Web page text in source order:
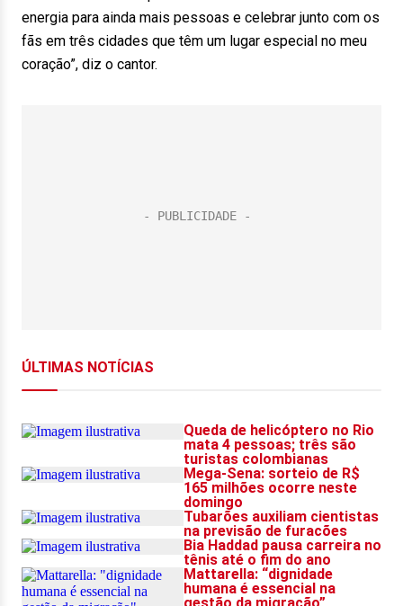
energia para ainda mais pessoas e celebrar junto com os
fãs em três cidades que têm um lugar especial no meu
coração”, diz o cantor.